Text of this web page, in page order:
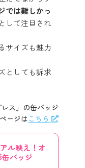
では難しかっ
して注目され
サイズも魅力
としても訴求
ス」の缶バッジ
ージは こちら
ル映え！オ
缶バッジ